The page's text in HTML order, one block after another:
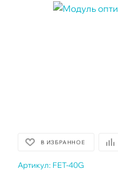
В ИЗБРАННОЕ
Артикул: FET-40G